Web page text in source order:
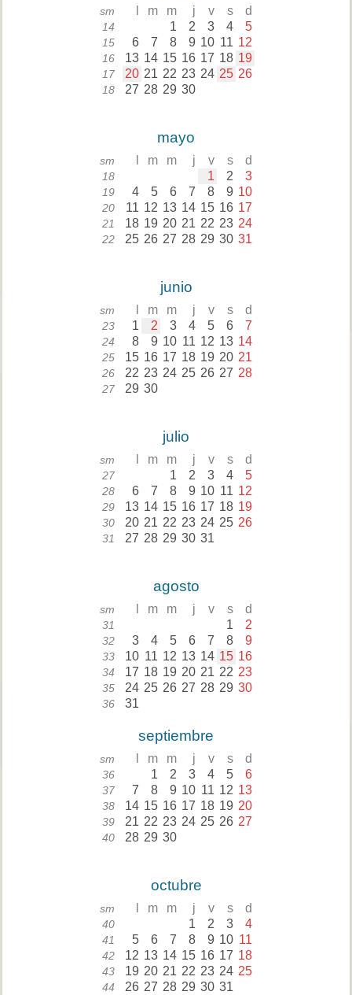
sm m m j v s d
14 1 2 3 4 5
15 6 7 8 9 10 11 12
16 13 14 15 16 17 18 19
17 20 21 22 23 24 25 26
18 27 28 29 30
mayo
sm m m j v s d
18 1 2 3
19 4 5 6 7 8 9 10
20 11 12 13 14 15 16 17
21 18 19 20 21 22 23 24
22 25 26 27 28 29 30 31
junio
sm m m j v s d
23 1 2 3 4 5 6 7
24 8 9 10 11 12 13 14
25 15 16 17 18 19 20 21
26 22 23 24 25 26 27 28
27 29 30
julio
sm m m j v s d
27 1 2 3 4 5
28 6 7 8 9 10 11 12
29 13 14 15 16 17 18 19
30 20 21 22 23 24 25 26
31 27 28 29 30 31
agosto
sm m m j v s d
31 1 2
32 3 4 5 6 7 8 9
33 10 11 12 13 14 15 16
34 17 18 19 20 21 22 23
35 24 25 26 27 28 29 30
36 31
septiembre
sm m m j v s d
36 1 2 3 4 5 6
37 7 8 9 10 11 12 13
38 14 15 16 17 18 19 20
39 21 22 23 24 25 26 27
40 28 29 30
octubre
sm m m j v s d
40 1 2 3 4
41 5 6 7 8 9 10 11
42 12 13 14 15 16 17 18
43 19 20 21 22 23 24 25
44 26 27 28 29 30 31